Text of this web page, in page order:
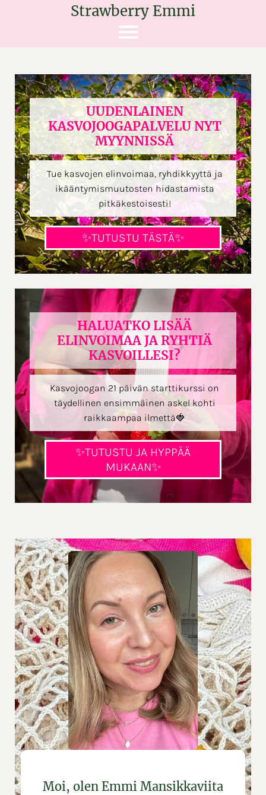
Strawberry Emmi
UUDENLAINEN
KASVOJOOGAPALVELU NYT
MYYNNISSÄ
Tue kasvojen elinvoimaa, ryhdikkyyttä ja
ikääntymismuutosten hidastamista
pitkäkestoisesti!
✨TUTUSTU TÄSTÄ✨
HALUATKO LISÄÄ
ELINVOIMAA JA RYHTIÄ
KASVOILLESI?
Kasvojoogan 21 päivän starttikurssi on
täydellinen ensimmäinen askel kohti
raikkaampaa ilmettä🍓
✨TUTUSTU JA HYPPÄÄ
MUKAAN✨
Moi, olen Emmi Mansikkaviita